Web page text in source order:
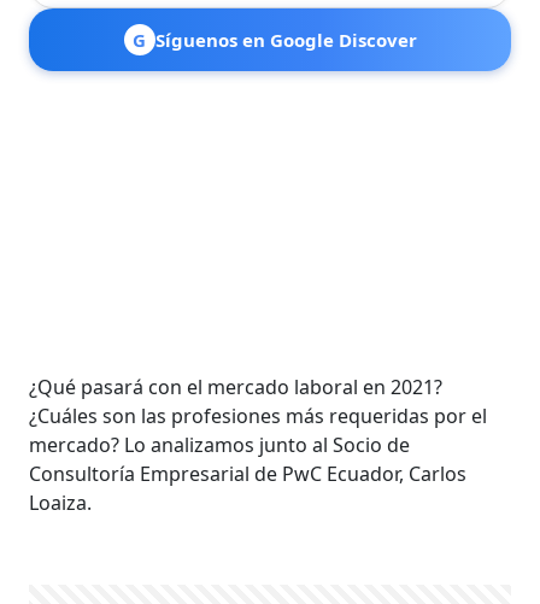
G Síguenos en Google Discover
¿Qué pasará con el mercado laboral en 2021?
¿Cuáles son las profesiones más requeridas por el
mercado? Lo analizamos junto al Socio de
Consultoría Empresarial de PwC Ecuador, Carlos
Loaiza.